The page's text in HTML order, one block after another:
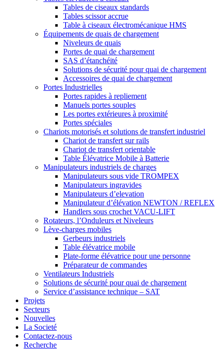
Tables de ciseaux standards
Tables scissor accrue
Table à ciseaux électromécanique HMS
Équipements de quais de chargement
Niveleurs de quais
Portes de quai de chargement
SAS d’étanchéité
Solutions de sécurité pour quai de chargement
Accessoires de quai de chargement
Portes Industrielles
Portes rapides à repliement
Manuels portes souples
Les portes extérieures à proximité
Portes spéciales
Chariots motorisés et solutions de transfert industriel
Chariot de transfert sur rails
Chariot de transfert orientable
Table Élévatrice Mobile à Batterie
Manipulateurs industriels de charges
Manipulateurs sous vide TROMPEX
Manipulateurs ingravides
Manipulateurs d’elevation
Manipulateur d’élévation NEWTON / REFLEX
Handlers sous crochet VACU-LIFT
Rotateurs, l’Onduleurs et Niveleurs
Lève-charges mobiles
Gerbeurs industriels
Table élévatrice mobile
Plate-forme élévatrice pour une personne
Préparateur de commandes
Ventilateurs Industriels
Solutions de sécurité pour quai de chargement
Service d’assistance technique – SAT
Projets
Secteurs
Nouvelles
La Societé
Contactez-nous
Recherche